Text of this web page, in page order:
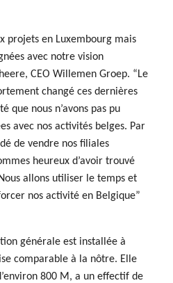
projets en Luxembourg mais
avec notre vision
CEO Willemen Groep. “Le
changé ces dernières
que nous n’avons pas pu
avec nos activités belges. Par
de vendre nos filiales
heureux d’avoir trouvé
allons utiliser le temps et
nos activité en Belgique”
générale est installée à
comparable à la nôtre. Elle
800 M, a un effectif de